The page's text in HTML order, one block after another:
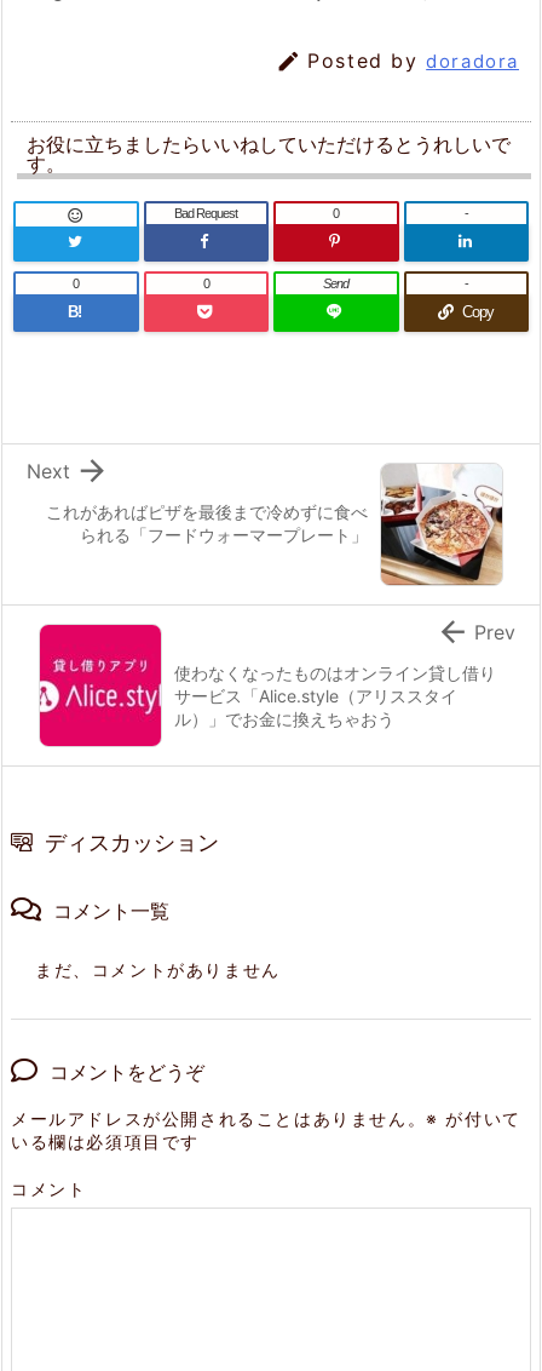
 Posted bydoradora
お役に立ちましたらいいねしていただけるとうれしいで
す。
 Bad Request 0 -
B!
0 0 Send
Copy
-
これがあればピザを最後まで冷めずに食べ
られる「フードウォーマープレート」

Next
使わなくなったものはオンライン貸し借り
サービス「Alice.style（アリススタイ
ル）」でお金に換えちゃおう
 Prev
ディスカッション
コメント一覧
まだ、コメントがありません
コメントをどうぞ
メールアドレスが公開されることはありません。※ が付いて
いる欄は必須項目です
コメント